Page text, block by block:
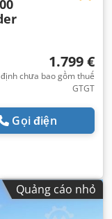
1.799 €
chưa bao gồm thuế
GTGT
Gọi điện
Quảng cáo nhỏ